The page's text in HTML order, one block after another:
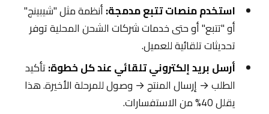
استخدم منصات تتبع مدمجة:أنظمة مثل "شيبينج"
أو "تتبع" أو حتى خدمات شركات الشحن المحلية توفر
تحديثات تلقائية للعميل.
أرسل بريد إلكتروني تلقائي عند كل خطوة:تأكيد
الطلب → إرسال المنتج → وصول للمرحلة الأخيرة. هذا
يقلل 40% من الاستفسارات.